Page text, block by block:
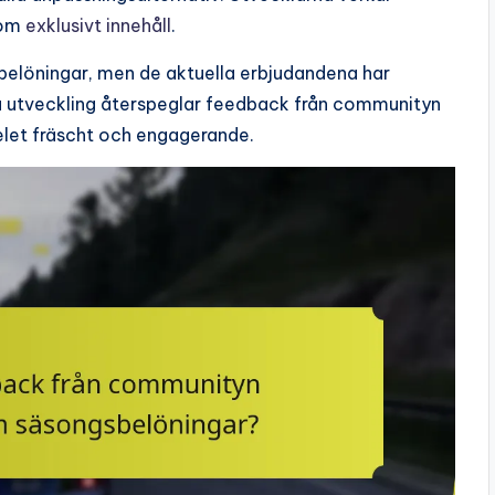
exklusivt innehåll.
men de aktuella erbjudandena har
återspeglar feedback från communityn
fräscht och engagerande.